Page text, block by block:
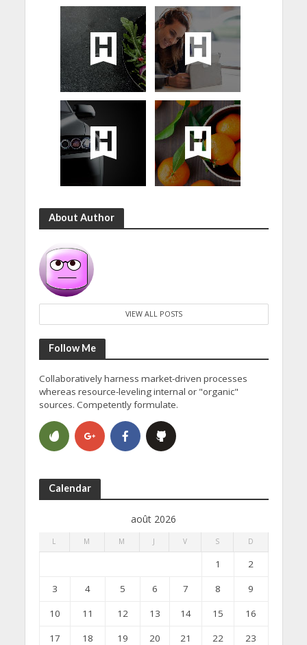
About Author
VIEW ALL POSTS
Follow Me
Collaboratively harness market-driven processes
whereas resource-leveling internal or "organic"
sources. Competently formulate.
Calendar
août 2026
L M M J V S D
1
2
3
4 5 6 7 8
9
10
11 12 13 14 15
16
17
18 19 20 21 22
23